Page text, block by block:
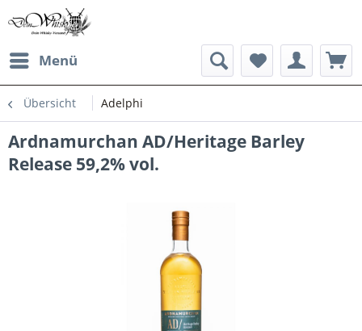
Menü
Übersicht Adelphi
Ardnamurchan AD/Heritage Barley
Release 59,2% vol.